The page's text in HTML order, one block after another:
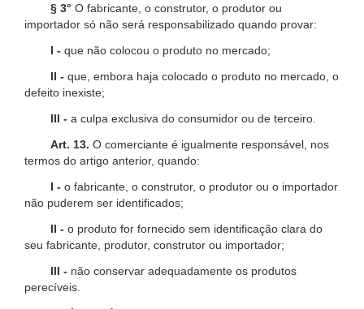
§ 3° O fabricante, o construtor, o produtor ou
importador só não será responsabilizado quando provar:
I - que não colocou o produto no mercado;
II - que, embora haja colocado o produto no mercado, o
defeito inexiste;
III - a culpa exclusiva do consumidor ou de terceiro.
Art. 13. O comerciante é igualmente responsável, nos
termos do artigo anterior, quando:
I - o fabricante, o construtor, o produtor ou o importador
não puderem ser identificados;
II - o produto for fornecido sem identificação clara do
seu fabricante, produtor, construtor ou importador;
III - não conservar adequadamente os produtos
perecíveis.